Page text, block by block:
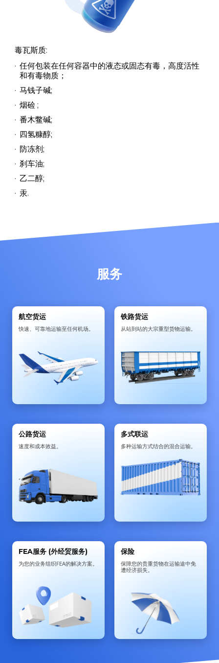
毒瓦斯质:
任何包装在任何容器中的液态或固态有毒，高度活性
和有毒物质；
马钱子碱;
烟硷 ;
番木鳖碱;
四氢糠醇;
防冻剂;
刹车油;
乙二醇;
汞.
服务
航空货运
快速、可靠地运输至任何机场。
铁路货运
从站到站的大宗重型货物运输。
公路货运
速度和成本效益。
多式联运
多种运输方式结合的混合运输。
FEA服务 (外经贸服务)
为您的业务组织FEA的解决方案。
保险
保障您的贵重货物在运输途中免
遭经济损失。